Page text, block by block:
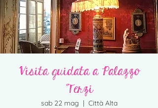
Visita guidata a Palazzo
Terzi
sab 22 mag
  |
Città Alta